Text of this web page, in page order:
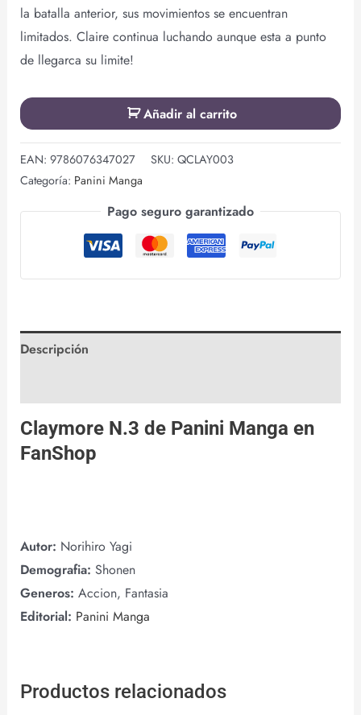
la batalla anterior, sus movimientos se encuentran
limitados. Claire continua luchando aunque esta a punto
de llegarca su limite!
Añadir al carrito
EAN: 9786076347027 SKU: QCLAY003
Categoría: Panini Manga
Pago seguro garantizado
Descripción
Claymore N.3 de Panini Manga en
FanShop
Autor: Norihiro Yagi
Demografia: Shonen
Generos: Accion, Fantasia
Editorial: Panini Manga
Productos relacionados